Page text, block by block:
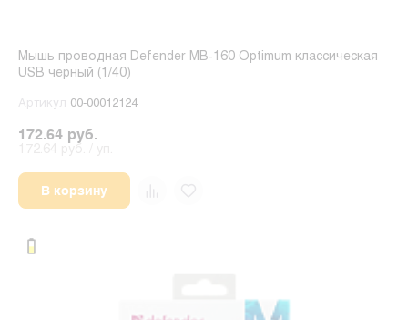
Мышь проводная Defender MB-160 Optimum классическая
USB черный (1/40)
Артикул 00-00012124
172.64 руб.
В корзину